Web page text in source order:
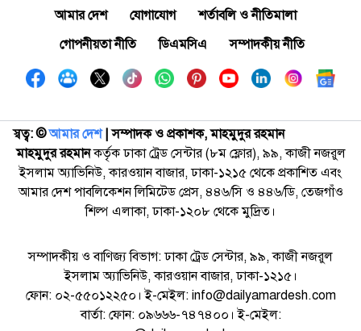
আমার দেশ যোগাযোগ
শর্তাবলি ও নীতিমালা
গোপনীয়তা নীতি
ডিএমসিএ সম্পাদকীয় নীতি
স্বত্ব: ©️আমার দেশ| সম্পাদক ও প্রকাশক, মাহমুদুর রহমান
মাহমুদুর রহমানকর্তৃক ঢাকা ট্রেড সেন্টার (৮ম ফ্লোর), ৯৯, কাজী নজরুল
ইসলাম অ্যাভিনিউ, কারওয়ান বাজার, ঢাকা-১২১৫ থেকে প্রকাশিত এবং
আমার দেশ পাবলিকেশন লিমিটেড প্রেস, ৪৪৬/সি ও ৪৪৬/ডি, তেজগাঁও
শিল্প এলাকা, ঢাকা-১২০৮ থেকে মুদ্রিত।
সম্পাদকীয় ও বাণিজ্য বিভাগ: ঢাকা ট্রেড সেন্টার, ৯৯, কাজী নজরুল
ইসলাম অ্যাভিনিউ, কারওয়ান বাজার, ঢাকা-১২১৫।
ফোন: ০২-৫৫০১২২৫০। ই-মেইল: info@dailyamardesh.com
বার্তা: ফোন: ০৯৬৬৬-৭৪৭৪০০। ই-মেইল: